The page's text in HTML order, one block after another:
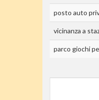
posto auto
vicinanza a
parco giochi